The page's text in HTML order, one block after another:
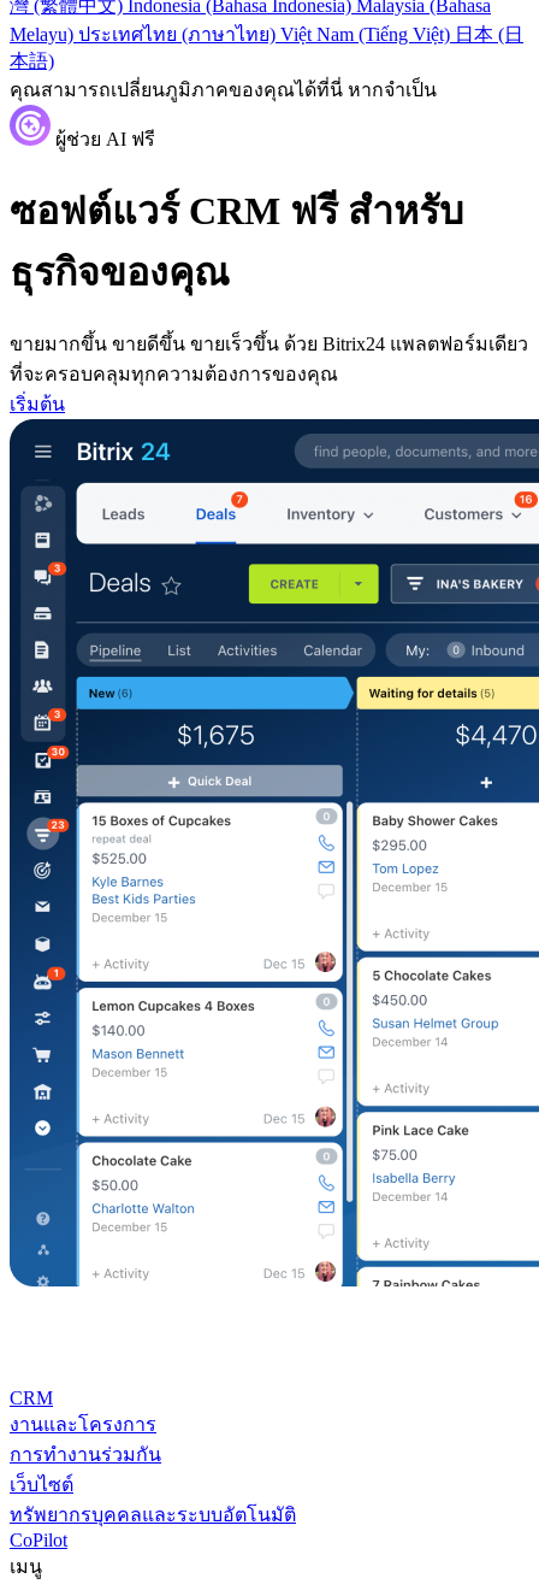
灣 (繁體中文) Indonesia (Bahasa Indonesia) Malaysia (Bahasa
Melayu) ประเทศไทย (ภาษาไทย) Việt Nam (Tiếng Việt) 日本 (日
本語)
คุณสามารถเปลี่ยนภูมิภาคของคุณได้ที่นี่ หากจำเป็น
ผู้ช่วย AI ฟรี
ซอฟต์แวร์ CRM ฟรี สำหรับ
ธุรกิจของคุณ
ขายมากขึ้น ขายดีขึ้น ขายเร็วขึ้น ด้วย Bitrix24 แพลตฟอร์มเดียว
ที่จะครอบคลุมทุกความต้องการของคุณ
เริ่มต้น
CRM
งานและโครงการ
การทำงานร่วมกัน
เว็บไซต์
ทรัพยากรบุคคลและระบบอัตโนมัติ
CoPilot
เมนู